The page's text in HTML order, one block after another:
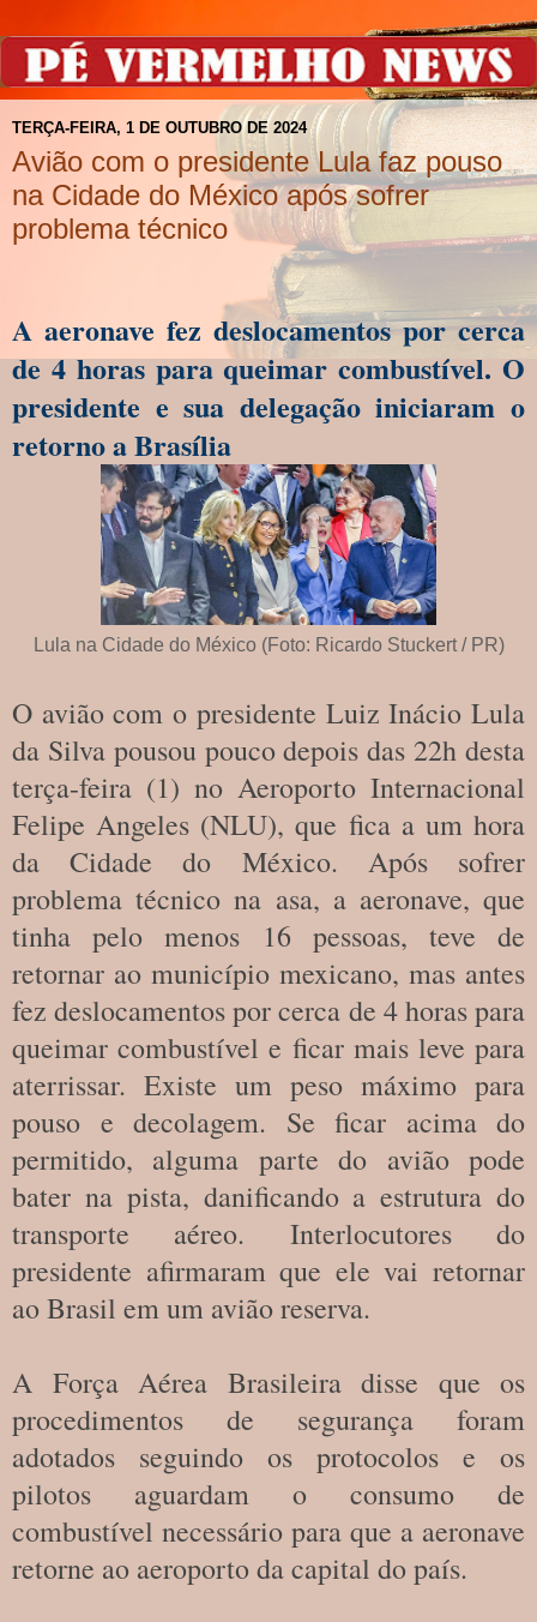
TERÇA-FEIRA, 1 DE OUTUBRO DE 2024
Avião com o presidente Lula faz pouso
na Cidade do México após sofrer
problema técnico
A aeronave fez deslocamentos por cerca
de 4 horas para queimar combustível. O
presidente e sua delegação iniciaram o
retorno a Brasília
Lula na Cidade do México (Foto: Ricardo Stuckert / PR)
O avião com o presidente Luiz Inácio Lula
da Silva pousou pouco depois das 22h desta
terça-feira (1) no Aeroporto Internacional
Felipe Angeles (NLU), que fica a um hora
da Cidade do México. Após sofrer
problema técnico na asa, a aeronave, que
tinha pelo menos 16 pessoas, teve de
retornar ao município mexicano, mas antes
fez deslocamentos por cerca de 4 horas para
queimar combustível e ficar mais leve para
aterrissar. Existe um peso máximo para
pouso e decolagem. Se ficar acima do
permitido, alguma parte do avião pode
bater na pista, danificando a estrutura do
transporte aéreo. Interlocutores do
presidente afirmaram que ele vai retornar
ao Brasil em um avião reserva.
A Força Aérea Brasileira disse que os
procedimentos de segurança foram
adotados seguindo os protocolos e os
pilotos aguardam o consumo de
combustível necessário para que a aeronave
retorne ao aeroporto da capital do país.